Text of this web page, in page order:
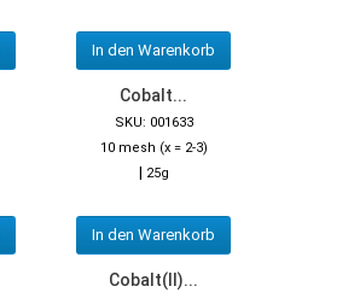
In den Warenkorb
Cobalt...
SKU: 001633
10 mesh (x = 2-3)
| 25g
In den Warenkorb
Cobalt(II)...